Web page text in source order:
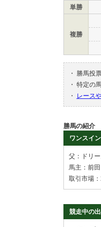
単勝
複勝
・
勝馬投
・ 特定の
・
レース
勝馬の紹介
ワンスイ
父：ドリ
馬主：前
取引市場
競走中の